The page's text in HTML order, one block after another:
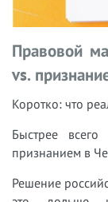
Правовой
vs.
Коротко: что
Быстрее
признанием в
Решение